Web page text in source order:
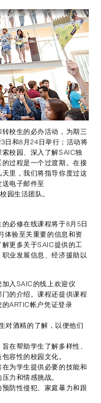
校生的必办活动，为期三
日和8月24日举行；活动将
校园、深入了解SAIC独
过程是一个过渡期。在接
里，我们将指导你度过这
电子邮件至
园生活团队。
必修在线课程将于8月5日
体验至关重要的信息和资
更多关于SAIC提供的工
业发展信息、经济援助以
入SAIC的线上欢迎仪
的介绍。课程还提供课程
ARTIC帐户凭证登录
对酒精的了解，以便他们
在帮助学生了解多样性、
容性的校园文化。
为学生提供必要的技能和
力和情感挑战。
防性侵犯、家庭暴力和跟